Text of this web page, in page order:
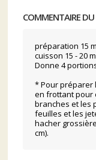
COMMENTAIRE DU
préparation 15
cuisson 15 - 20
Donne 4
* Pour préparer
en frottant pour
branches et les
feuilles et les
hacher
cm).